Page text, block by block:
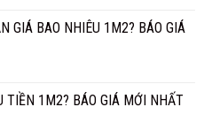
GIÁ BAO NHIÊU 1M2? BÁO GIÁ
TIỀN 1M2? BÁO GIÁ MỚI NHẤT